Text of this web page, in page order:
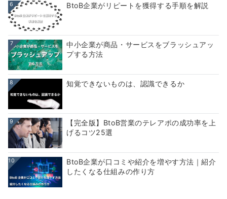
6 BtoB企業がリピートを獲得する手順を解説
7
中小企業が商品・サービスをブラッシュアッ
プする方法
8 知覚できないものは、認識できるか
9
【完全版】BtoB営業のテレアポの成功率を上
げるコツ25選
10
BtoB企業が口コミや紹介を増やす方法｜紹介
したくなる仕組みの作り方